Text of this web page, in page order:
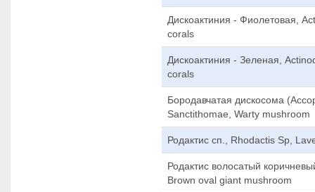
Дискоактиния - Фиолетовая,
corals
Дискоактиния - Зеленая,
corals
Бородавчатая дискосома
Sanctithomae, Warty mushroom
Родактис сп., Rhodactis Sp,
Родактис волосатый
Brown oval giant mushroom